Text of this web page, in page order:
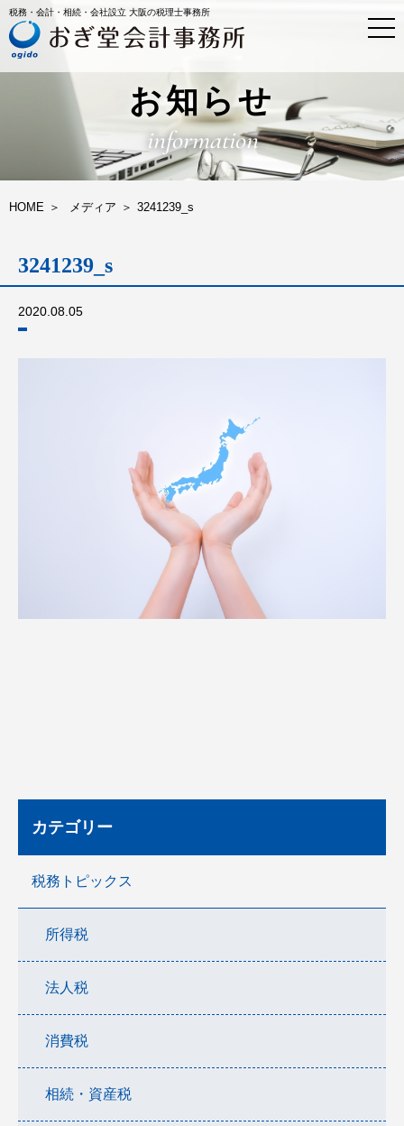
税務・会計・相続・会社設立 大阪の税理士事務所
t
o
g
n
a
v
i
お知らせ
information
HOME メディア 3241239_s
3241239_s
2020.08.05
カテゴリー
税務トピックス
所得税
法人税
消費税
相続・資産税